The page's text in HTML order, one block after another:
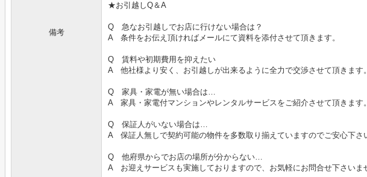
備考
★お引越しQ＆A
Q 急なお引越しでお店に行けない場合は？
A 条件をお伝え頂ければメールにて資料を添付させて頂きます。
Q 賃料や初期費用を抑えたい
A 他社様より安く、お引越しが出来るように全力で交渉させて頂きます。
Q 家具・家電が無い場合は…
A 家具・家電付マンションやレンタルサービスをご紹介させて頂きます。
Q 保証人がいない場合は…
A 保証人無しで契約可能の物件を多数取り揃えていますのでご安心下さ
Q 他府県からでお店の場所が分からない…
A お迎えサービスも実施しておりますので、お気軽にお問合せ下さいま